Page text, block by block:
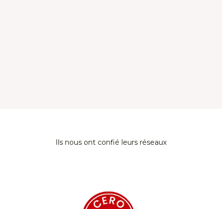
Ils nous ont confié leurs réseaux